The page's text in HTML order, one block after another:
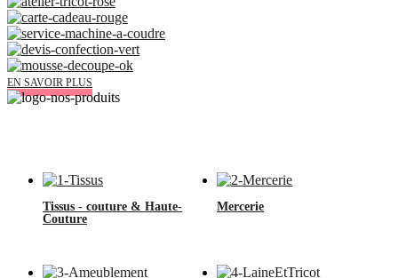
EN SAVOIR PLUS
Tissus - couture & Haute-
Couture
Mercerie